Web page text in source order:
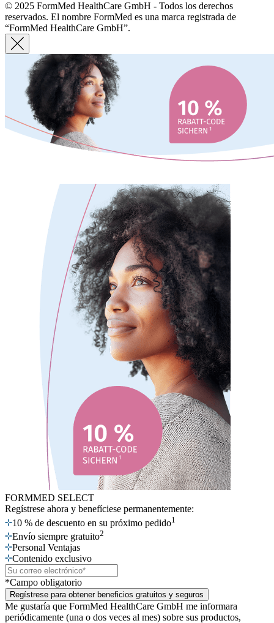
© 2025 FormMed HealthCare GmbH - Todos los derechos
reservados. El nombre FormMed es una marca registrada de
“FormMed HealthCare GmbH”.
FORMMED SELECT
Regístrese ahora y benefíciese permanentemente:
10 % de descuento en su próximo pedido1
Envío siempre gratuito2
Personal Ventajas
Contenido exclusivo
*Campo obligatorio
Regístrese para obtener beneficios gratuitos y seguros
Me gustaría que FormMed HealthCare GmbH me informara
periódicamente (una o dos veces al mes) sobre sus productos,